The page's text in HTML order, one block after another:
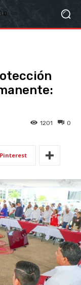
0
1201
Pinterest